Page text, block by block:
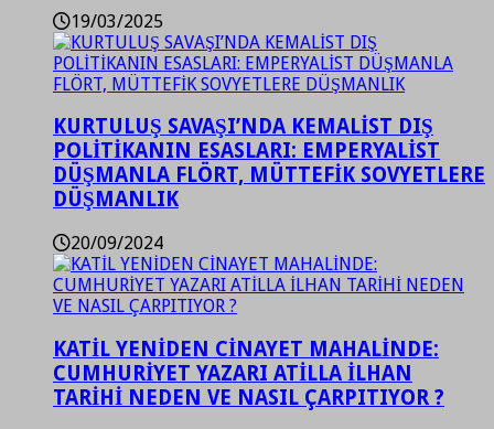
19/03/2025
KURTULUŞ SAVAŞI’NDA KEMALİST DIŞ
POLİTİKANIN ESASLARI: EMPERYALİST
DÜŞMANLA FLÖRT, MÜTTEFİK SOVYETLERE
DÜŞMANLIK
20/09/2024
KATİL YENİDEN CİNAYET MAHALİNDE:
CUMHURİYET YAZARI ATİLLA İLHAN
TARİHİ NEDEN VE NASIL ÇARPITIYOR ?